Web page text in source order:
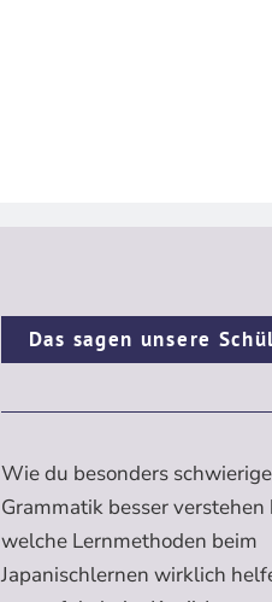
Das sagen unsere
Wie du besonders schwierige
Grammatik besser verstehen
welche Lernmethoden beim
Japanischlernen wirklich